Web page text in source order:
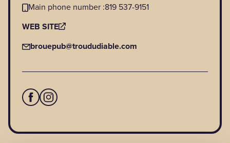
Main phone number :819 537-9151
WEB SITE
brouepub@troududiable.com